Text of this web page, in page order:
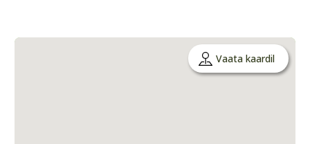
Vaata kaardil